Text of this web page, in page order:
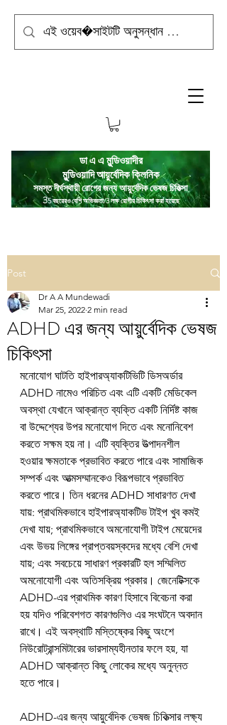
ডা এ এ মুন্ডিওয়াদীর
মুন্ডিওয়াদিআয়ুর্বেদিক ক্লিনিক
সমস্ত দীর্ঘস্থায়ী রোগের জন্য আয়ুর্বেদিক ভেষজ চিকিত্সা
35 বছরেরও বেশি অভিজ্ঞতা/3 লক্ষ রোগীর চিকিৎসা করা হয়েছে
Post
ADHD এর জন্য আয়ুর্বেদিক ভেষজ
চিকিৎসা
Dr A A Mundewadi
Mar 25, 2022 2 min read
মনোযোগ ঘাটতি হাইপারঅ্যাকটিভিটি ডিসঅর্ডার
ADHD নামেও পরিচিত এবং এটি একটি মেডিকেল
অবস্থা যেখানে আক্রান্ত ব্যক্তি একটি নির্দিষ্ট কাজ
বা উদ্দেশ্যের উপর মনোযোগ দিতে এবং মনোনিবেশ
করতে সক্ষম হয় না। এটি ব্যক্তির উত্পাদনশীল
হওয়ার ক্ষমতাকে প্রভাবিত করতে পারে এবং সামাজিক
সম্পর্ক এবং আত্মসম্মানকেও বিরূপভাবে প্রভাবিত
করতে পারে। তিন ধরনের ADHD সাধারণত দেখা
যায়: প্রাথমিকভাবে হাইপারঅ্যাকটিভ টাইপ খুব কমই
দেখা যায়; প্রাথমিকভাবে অমনোযোগী টাইপ মেয়েদের
এবং উভয় লিঙ্গের প্রাপ্তবয়স্কদের মধ্যে বেশি দেখা
যায়; এবং সবচেয়ে সাধারণ প্রকারটি হল সম্মিলিত
অমনোযোগী এবং অতিসক্রিয় প্রকার। জেনেটিক্সকে
ADHD-এর প্রাথমিক কারণ হিসাবে বিবেচনা করা
হয় যদিও পরিবেশগত কারণগুলিও এর সংঘটনে অবদান
রাখে। এই অবস্থাটি মস্তিষ্কের কিছু অংশে
নিউরোট্রান্সমিটারের ভারসাম্যহীনতার ফলে হয়, যা
ADHD আক্রান্ত কিছু লোকের মধ্যে অনুন্নত
হতে পারে।
ADHD-এর জন্য আয়ুর্বেদিক ভেষজ চিকিত্সার লক্ষ্য